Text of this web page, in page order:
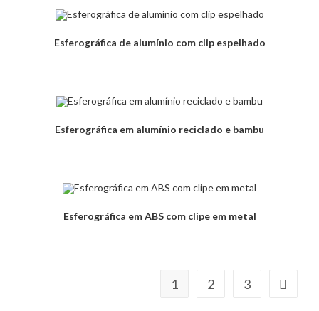
Esferográfica de alumínio com clip espelhado
Esferográfica em alumínio reciclado e bambu
Esferográfica em ABS com clipe em metal
1 2 3